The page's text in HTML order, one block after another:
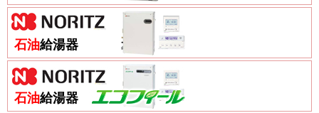
石油給湯器
石油給湯器